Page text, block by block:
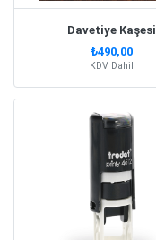
Davetiye Kaşesi
₺490,00
KDV Dahil